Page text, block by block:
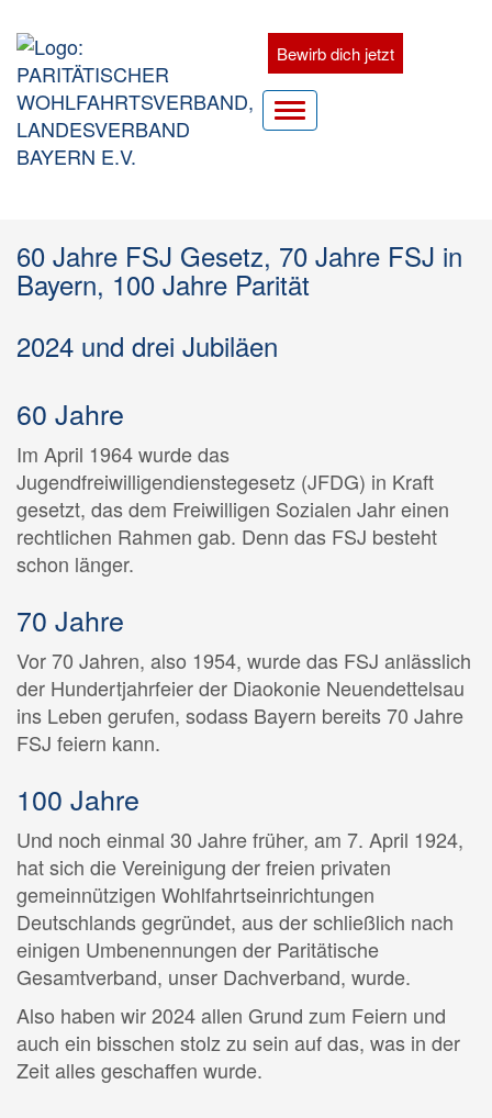
Inhalt
springen
Zum
Hauptnavigation
Bewirb dich jetzt
Navigationsmenü
60 Jahre FSJ Gesetz, 70 Jahre FSJ in
Bayern, 100 Jahre Parität
2024 und drei Jubiläen
60 Jahre
Im April 1964 wurde das
Jugendfreiwilligendienstegesetz (JFDG) in Kraft
gesetzt, das dem Freiwilligen Sozialen Jahr einen
rechtlichen Rahmen gab. Denn das FSJ besteht
schon länger.
70 Jahre
Vor 70 Jahren, also 1954, wurde das FSJ anlässlich
der Hundertjahrfeier der Diaokonie Neuendettelsau
ins Leben gerufen, sodass Bayern bereits 70 Jahre
FSJ feiern kann.
100 Jahre
Und noch einmal 30 Jahre früher, am 7. April 1924,
hat sich die Vereinigung der freien privaten
gemeinnützigen Wohlfahrtseinrichtungen
Deutschlands gegründet, aus der schließlich nach
einigen Umbenennungen der Paritätische
Gesamtverband, unser Dachverband, wurde.
Also haben wir 2024 allen Grund zum Feiern und
auch ein bisschen stolz zu sein auf das, was in der
Zeit alles geschaffen wurde.